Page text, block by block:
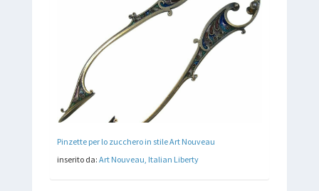
Pinzette per lo zucchero in stile Art Nouveau
inserito da: Art Nouveau, Italian Liberty